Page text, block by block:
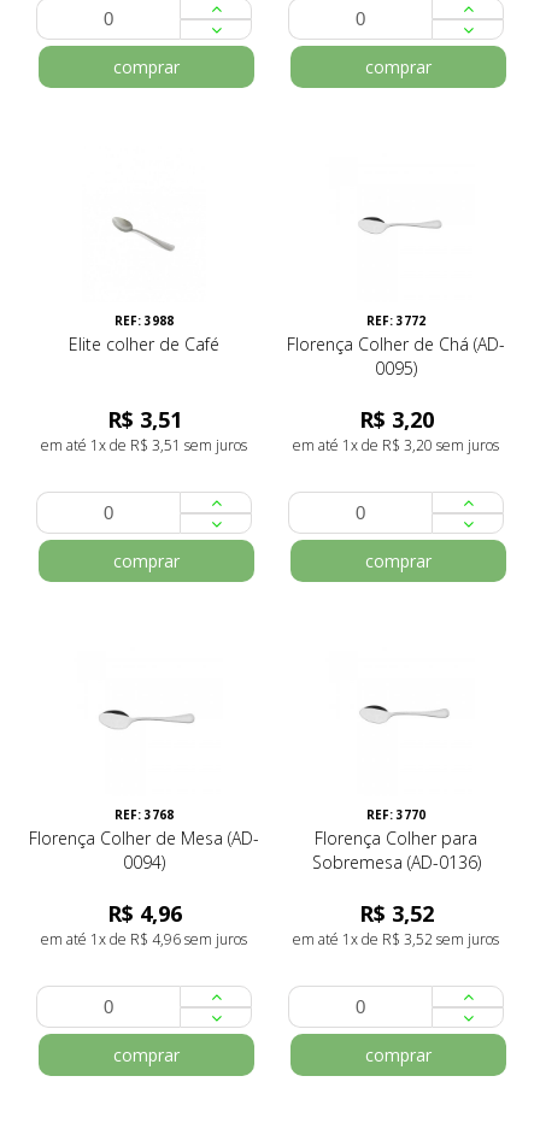
comprar comprar
REF: 3988
Elite colher de Café
R$ 3,51
em até 1x de R$ 3,51 sem juros
comprar
REF: 3772
Florença Colher de Chá (AD-
0095)
R$ 3,20
em até 1x de R$ 3,20 sem juros
comprar
REF: 3768
Florença Colher de Mesa (AD-
0094)
R$ 4,96
em até 1x de R$ 4,96 sem juros
comprar
REF: 3770
Florença Colher para
Sobremesa (AD-0136)
R$ 3,52
em até 1x de R$ 3,52 sem juros
comprar